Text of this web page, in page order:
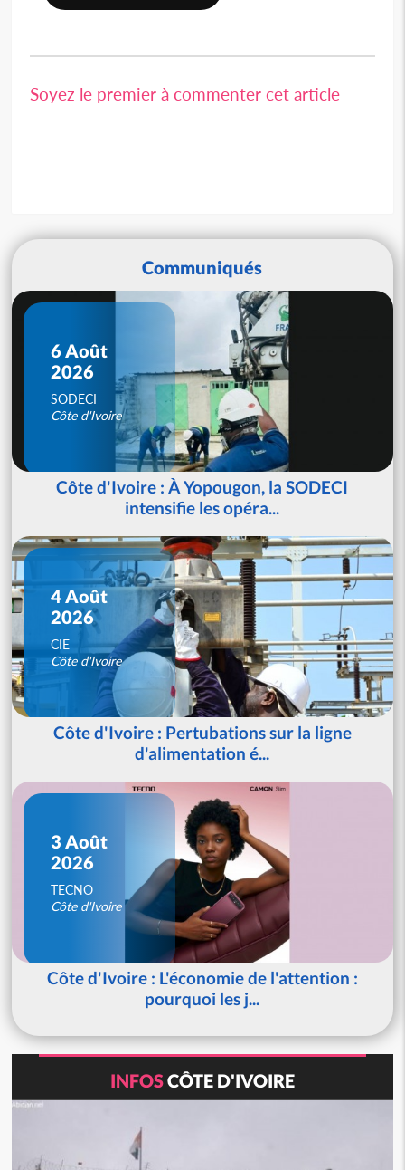
Soyez le premier à commenter cet article
Communiqués
6 Août
2026
SODECI
Côte d'Ivoire
Côte d'Ivoire : À Yopougon, la SODECI
intensifie les opéra...
4 Août
2026
CIE
Côte d'Ivoire
Côte d'Ivoire : Pertubations sur la ligne
d'alimentation é...
3 Août
2026
TECNO
Côte d'Ivoire
Côte d'Ivoire : L'économie de l'attention :
pourquoi les j...
INFOSCÔTE D'IVOIRE